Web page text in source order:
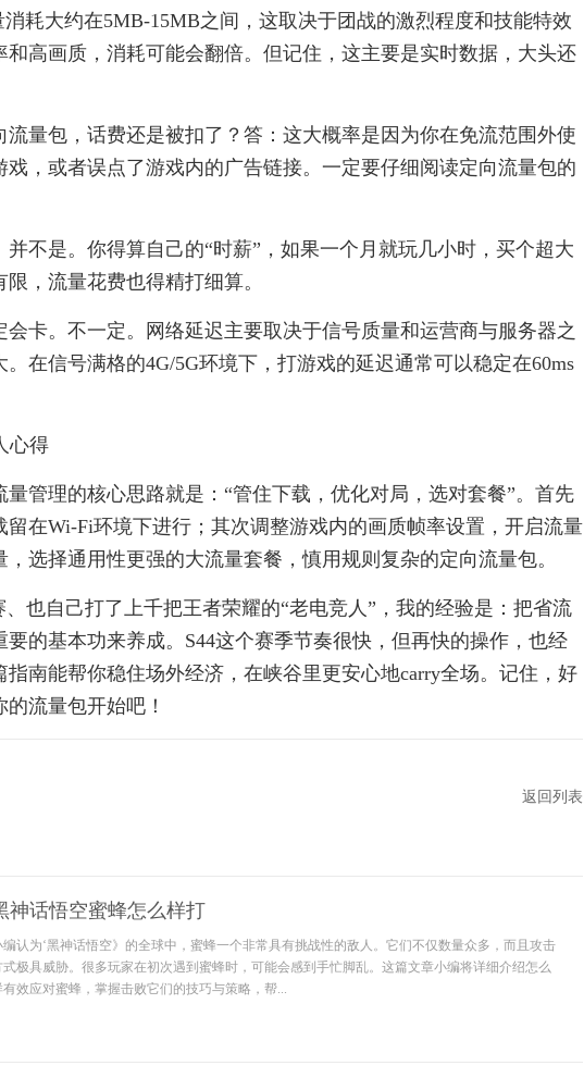
耗大约在5MB-15MB之间，这取决于团战的激烈程度和技能特效
高画质，消耗可能会翻倍。但记住，这主要是实时数据，大头还
流量包，话费还是被扣了？答：这大概率是因为你在免流范围外使
，或者误点了游戏内的广告链接。一定要仔细阅读定向流量包的
不是。你得算自己的“时薪”，如果一个月就玩几小时，买个超大
，流量花费也得精打细算。
卡。不一定。网络延迟主要取决于信号质量和运营商与服务器之
在信号满格的4G/5G环境下，打游戏的延迟通常可以稳定在60ms
心得
管理的核心思路就是：“管住下载，优化对局，选对套餐”。首先
在Wi-Fi环境下进行；其次调整游戏内的画质帧率设置，开启流量
选择通用性更强的大流量套餐，慎用规则复杂的定向流量包。
也自己打了上千把王者荣耀的“老电竞人”，我的经验是：把省流
的基本功来养成。S44这个赛季节奏很快，但再快的操作，也经
南能帮你稳住场外经济，在峡谷里更安心地carry全场。记住，好
流量包开始吧！
返回列表
神话悟空蜜蜂怎么样打
编认为‘黑神话悟空》的全球中，蜜蜂一个非常具有挑战性的敌人。它们不仅数量众多，而且攻击
式极具威胁。很多玩家在初次遇到蜜蜂时，可能会感到手忙脚乱。这篇文章小编将详细介绍怎么
有效应对蜜蜂，掌握击败它们的技巧与策略，帮...